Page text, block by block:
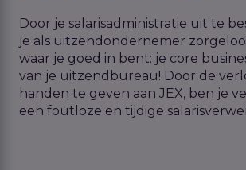
Door je salarisadministratie uit te
je als uitzendondernemer
waar je goed in bent: je core
van je uitzendbureau! Door de
handen te geven aan JEX, ben je
een foutloze en tijdige